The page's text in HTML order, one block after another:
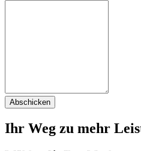
Abschicken
Ihr Weg zu mehr